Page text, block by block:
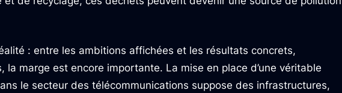
: entre les ambitions affichées et les résultats concrets,
la marge est encore importante. La mise en place d’une véritable
le secteur des télécommunications suppose des infrastructures,